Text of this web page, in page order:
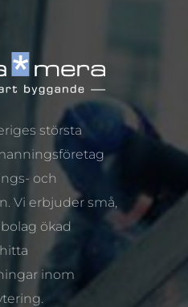
största
och
Vi erbjuder små,
ökad
inom